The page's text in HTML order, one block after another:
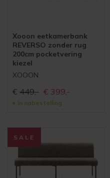
Xooon eetkamerbank
REVERSO zonder rug
200cm pocketvering
kiezel
XOOON
€ 449,- Oorspronkelijke
prijs
€449,-
€ 399,-
In nabestelling
SALE